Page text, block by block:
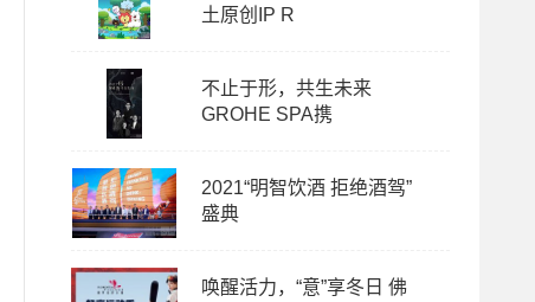
土原创IP R
不止于形，共生未来
GROHE SPA携
2021“明智饮酒 拒绝酒驾”
盛典
唤醒活力，“意”享冬日 佛